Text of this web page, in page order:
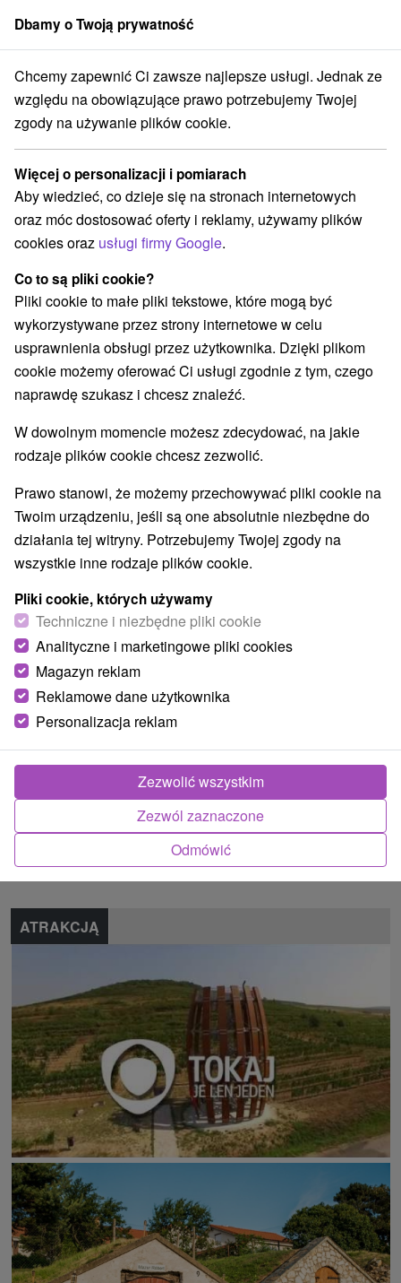
członek grupySorger
Východné Slovensko Košický kraj Veľká Tŕňa Tokajské pivnice
Tokajské pivnice
Wyświetl stronę internetową Przejdź do
+421566793312 info@tokajregion.sk
Facebook
Opinii Google
Veľká TŕňaGPS:
N +48° 27' 53.21''
E +21° 40' 59.01''
Region turystyczny
kraj, Slanské vrchy, Zemplínske vrchy, Tokaj
Znalazłeś błąd lub chcesz polecić nam nową atrakcję
Zgłoś błąd
ATRAKCJĄ
Dbamy o Twoją prywatność
Chcemy zapewnić Ci zawsze najlepsze usługi. Jednak ze
względu na obowiązujące prawo potrzebujemy Twojej
zgody na używanie plików cookie.
Więcej o personalizacji i pomiarach
Aby wiedzieć, co dzieje się na stronach internetowych
oraz móc dostosować oferty i reklamy, używamy plików
cookies oraz usługi firmy Google.
Co to są pliki cookie?
Pliki cookie to małe pliki tekstowe, które mogą być
wykorzystywane przez strony internetowe w celu
usprawnienia obsługi przez użytkownika. Dzięki plikom
cookie możemy oferować Ci usługi zgodnie z tym, czego
naprawdę szukasz i chcesz znaleźć.
W dowolnym momencie możesz zdecydować, na jakie
rodzaje plików cookie chcesz zezwolić.
Prawo stanowi, że możemy przechowywać pliki cookie na
Twoim urządzeniu, jeśli są one absolutnie niezbędne do
działania tej witryny. Potrzebujemy Twojej zgody na
wszystkie inne rodzaje plików cookie.
Pliki cookie, których używamy
Techniczne i niezbędne pliki cookie
Analityczne i marketingowe pliki cookies
Magazyn reklam
Reklamowe dane użytkownika
Personalizacja reklam
Odmówić
Zezwól zaznaczone
Zezwolić wszystkim